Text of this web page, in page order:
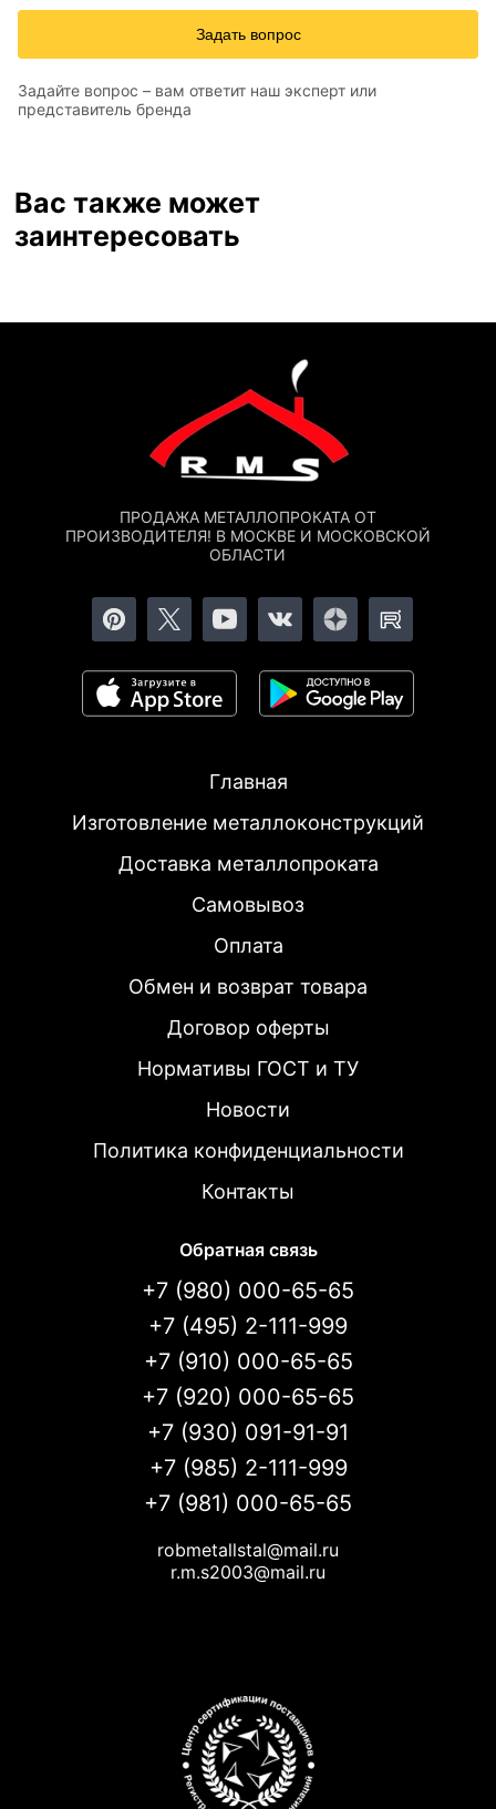
Задать вопрос
Задайте вопрос – вам ответит наш эксперт или
представитель бренда
Вас также может
заинтересовать
ПРОДАЖА МЕТАЛЛОПРОКАТА ОТ
ПРОИЗВОДИТЕЛЯ! В МОСКВЕ И МОСКОВСКОЙ
ОБЛАСТИ
Главная
Изготовление металлоконструкций
Доставка металлопроката
Самовывоз
Оплата
Обмен и возврат товара
Договор оферты
Нормативы ГОСТ и ТУ
Новости
Политика конфиденциальности
Контакты
Обратная связь
+7 (980) 000-65-65
+7 (495) 2-111-999
+7 (910) 000-65-65
+7 (920) 000-65-65
+7 (930) 091-91-91
+7 (985) 2-111-999
+7 (981) 000-65-65
robmetallstal@mail.ru
r.m.s2003@mail.ru